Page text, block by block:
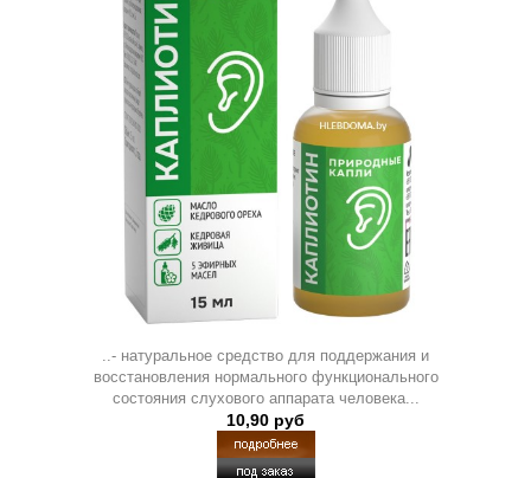
..- натуральное средство для поддержания и
восстановления нормального функционального
состояния слухового аппарата человека...
10,90 руб